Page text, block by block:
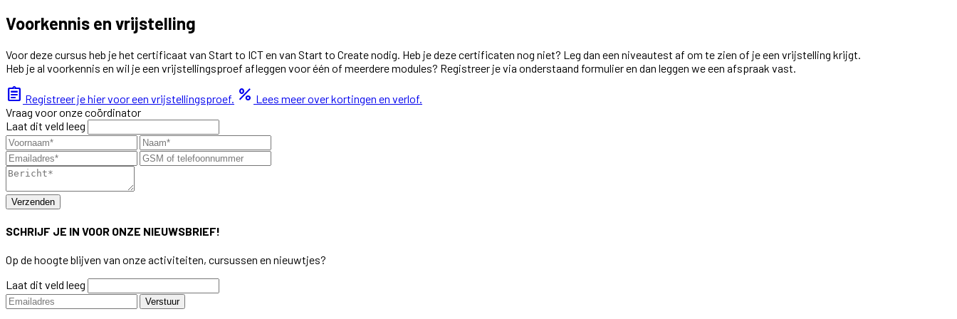
Voorkennis en vrijstelling
Voor deze cursus heb je het certificaat van Start to ICT en van Start to Create nodig. Heb je deze certificaten nog niet? Leg dan een niveautest af om te zien of je een vrijstelling krijgt.
Heb je al voorkennis en wil je een vrijstellingsproef afleggen voor één of meerdere modules? Registreer je via onderstaand formulier en dan leggen we een afspraak vast.
assignment Registreer je hier voor een vrijstellingsproef. percent Lees meer over kortingen en verlof.
Vraag voor onze coördinator
Laat dit veld leeg
Verzenden
SCHRIJF JE IN VOOR ONZE NIEUWSBRIEF!
Op de hoogte blijven van onze activiteiten, cursussen en nieuwtjes?
Laat dit veld leeg
Verstuur